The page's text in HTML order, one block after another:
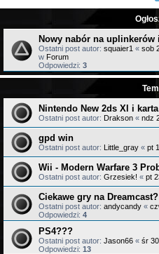
Nowy nabór na uplinkerów
Ostatni post autor: squaier1 « sob
w Forum
Odpowiedzi: 3
Nintendo New 2ds Xl i
Ostatni post autor: Drakson « ndz
gpd win
Ostatni post autor: Little_gray « pt
Wii - Modern Warfare 3
Ostatni post autor: Grzesiek! « pt
Ciekawe gry na Dreamcast?
Ostatni post autor: andycandy «
Odpowiedzi: 4
PS4???
Ostatni post autor: Jason66 « śr
Odpowiedzi: 13